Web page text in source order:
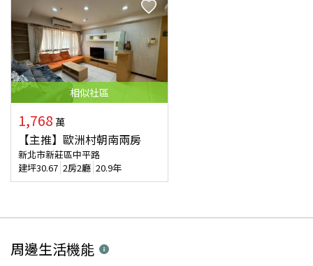
相似社區
1,768 萬
【主推】歐洲村朝南兩房
新北市新莊區中平路
建坪30.67 2房2廳 20.9年
周邊生活機能